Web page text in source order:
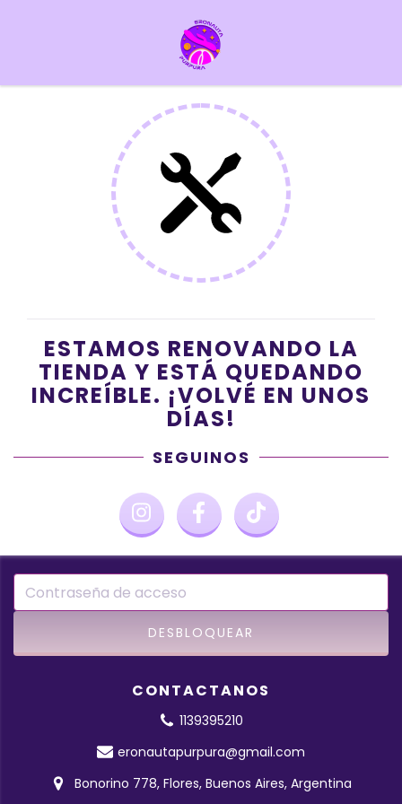
ESTAMOS RENOVANDO LA
TIENDA Y ESTÁ QUEDANDO
INCREÍBLE. ¡VOLVÉ EN UNOS
DÍAS!
SEGUINOS
CONTACTANOS
1139395210
eronautapurpura@gmail.com
Bonorino 778, Flores, Buenos Aires, Argentina